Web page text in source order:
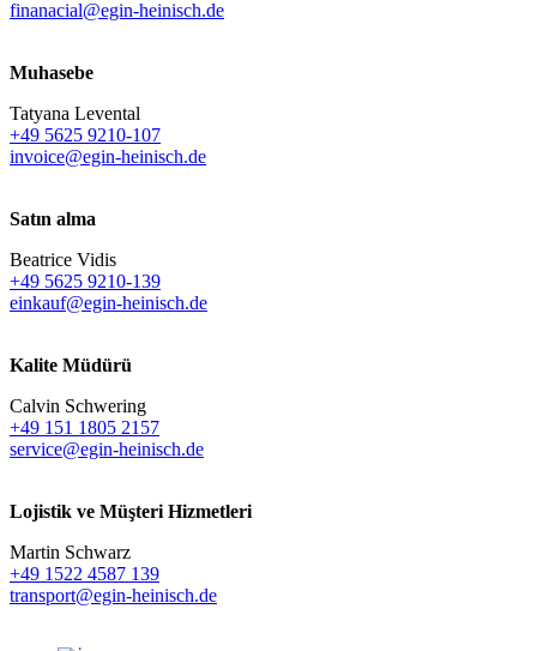
finanacial@egin-heinisch.de
Muhasebe
Tatyana Levental
+49 5625 9210-107
invoice@egin-heinisch.de
Satın alma
Beatrice Vidis
+49 5625 9210-139
einkauf@egin-heinisch.de
Kalite Müdürü
Calvin Schwering
+49 151 1805 2157
service@egin-heinisch.de
Lojistik ve Müşteri Hizmetleri
Martin Schwarz
+49 1522 4587 139
transport@egin-heinisch.de